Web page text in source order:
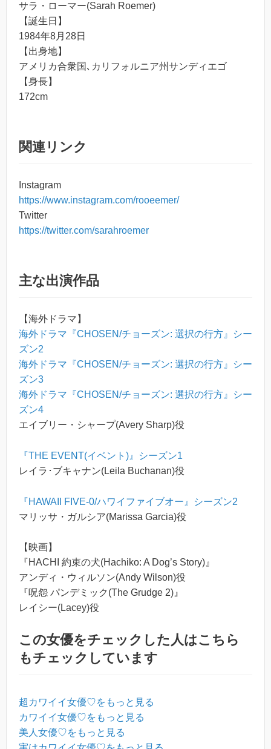
サラ・ローマー(Sarah Roemer)
【誕生日】
1984年8月28日
【出身地】
アメリカ合衆国､カリフォルニア州サンディエゴ
【身長】
172cm
関連リンク
Instagram
https://www.instagram.com/rooeemer/
Twitter
https://twitter.com/sarahroemer
主な出演作品
【海外ドラマ】
海外ドラマ『CHOSEN/チョーズン: 選択の行方』シー
ズン2
海外ドラマ『CHOSEN/チョーズン: 選択の行方』シー
ズン3
海外ドラマ『CHOSEN/チョーズン: 選択の行方』シー
ズン4
エイブリー・シャープ(Avery Sharp)役
『THE EVENT(イベント)』シーズン1
レイラ･ブキャナン(Leila Buchanan)役
『HAWAII FIVE-0/ハワイファイブオー』シーズン2
マリッサ・ガルシア(Marissa Garcia)役
【映画】
『HACHI 約束の犬(Hachiko: A Dog’s Story)』
アンディ・ウィルソン(Andy Wilson)役
『呪怨 パンデミック(The Grudge 2)』
レイシー(Lacey)役
この女優をチェックした人はこちら
もチェックしています
超カワイイ女優♡をもっと見る
カワイイ女優♡をもっと見る
美人女優♡をもっと見る